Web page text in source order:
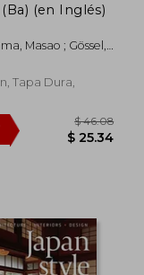
dcto. $
(en Inglés)
Masao ; Gössel,
Tapa Dura,